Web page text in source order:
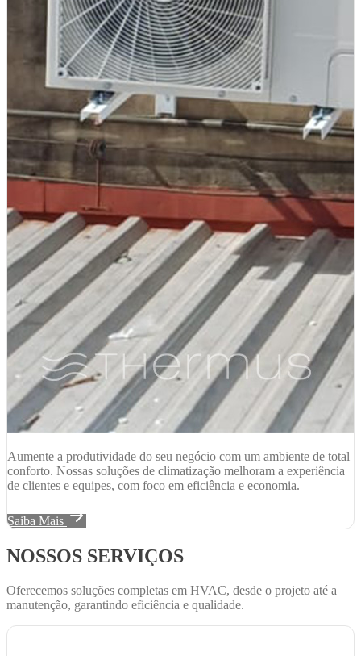
Aumente a produtividade do seu negócio com um ambiente de total
conforto. Nossas soluções de climatização melhoram a experiência
de clientes e equipes, com foco em eficiência e economia.
Saiba Mais
NOSSOS SERVIÇOS
Oferecemos soluções completas em HVAC, desde o projeto até a
manutenção, garantindo eficiência e qualidade.